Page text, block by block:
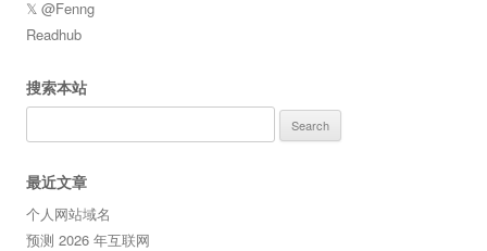
𝕏 @Fenng
Readhub
搜索本站
for:
最近文章
个人网站域名
预测 2026 年互联网